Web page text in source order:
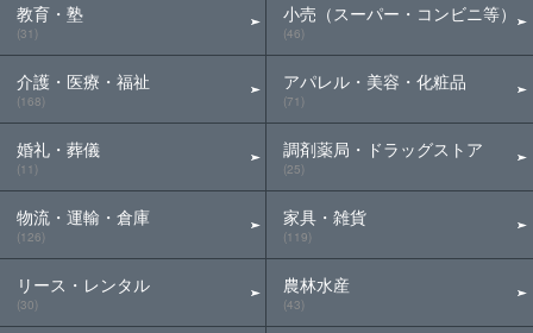
教育・塾
(31)
介護・医療・福祉
(168)
婚礼・葬儀
(11)
物流・運輸・倉庫
(126)
リース・レンタル
(30)
小売（スーパー・コンビニ等）
(46)
アパレル・美容・化粧品
(71)
調剤薬局・ドラッグストア
(25)
家具・雑貨
(119)
農林水産
(43)